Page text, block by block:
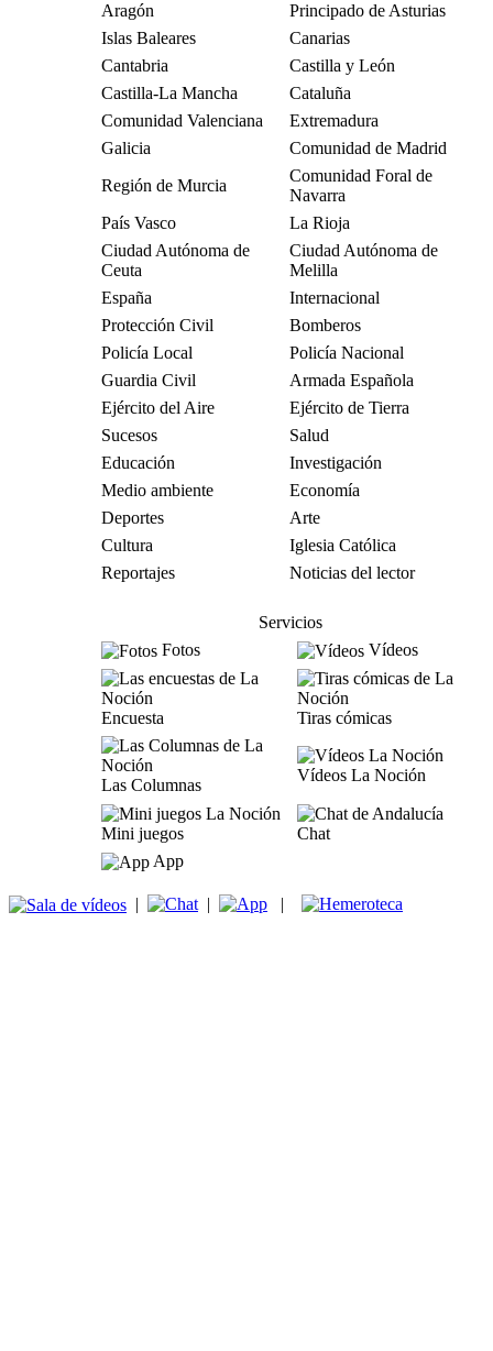
Aragón
Principado de Asturias
Islas Baleares
Canarias
Cantabria
Castilla y León
Castilla-La Mancha
Cataluña
Comunidad Valenciana
Extremadura
Galicia
Comunidad de Madrid
Región de Murcia
Comunidad Foral de
Navarra
País Vasco
La Rioja
Ciudad Autónoma de
Ceuta
Ciudad Autónoma de
Melilla
España
Internacional
Protección Civil
Bomberos
Policía Local
Policía Nacional
Guardia Civil
Armada Española
Ejército del Aire
Ejército de Tierra
Sucesos
Salud
Educación
Investigación
Medio ambiente
Economía
Deportes
Arte
Cultura
Iglesia Católica
Reportajes
Noticias del lector
Servicios
Fotos
Vídeos
Encuesta Tiras cómicas
Las Columnas
Vídeos La Noción
Mini juegos
Chat
App
| | |